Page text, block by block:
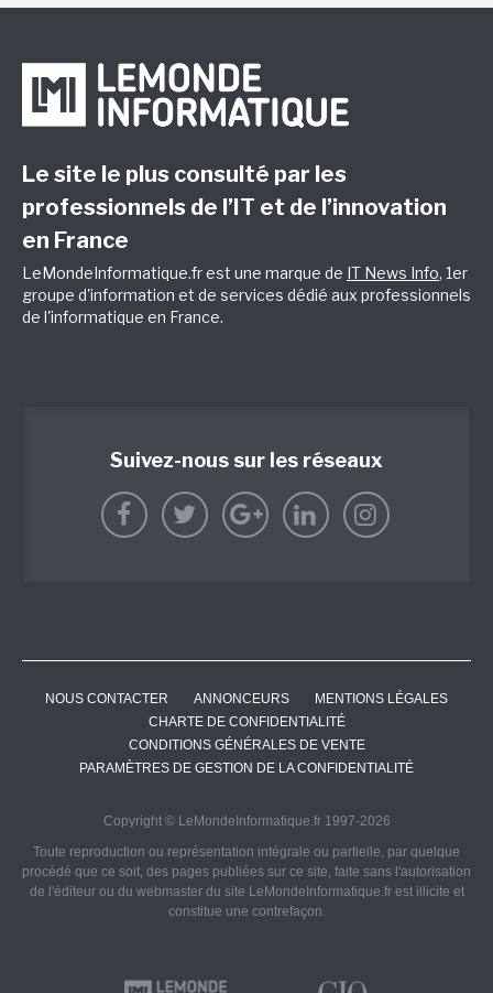
Le site le plus consulté par les
professionnels de l’IT et de l’innovation
en France
LeMondeInformatique.fr est une marque de IT News Info, 1er
groupe d'information et de services dédié aux professionnels
de l'informatique en France.
Suivez-nous sur les réseaux
NOUS CONTACTER ANNONCEURS
MENTIONS LÉGALES
CHARTE DE CONFIDENTIALITÉ
CONDITIONS GÉNÉRALES DE VENTE
PARAMÈTRES DE GESTION DE LA CONFIDENTIALITÉ
Copyright © LeMondeInformatique.fr 1997-2026
Toute reproduction ou représentation intégrale ou partielle, par quelque
procédé que ce soit, des pages publiées sur ce site, faite sans l'autorisation
de l'éditeur ou du webmaster du site LeMondeInformatique.fr est illicite et
constitue une contrefaçon.